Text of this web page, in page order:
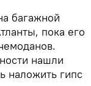
багажной
пока его
нашли
наложить гипс